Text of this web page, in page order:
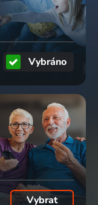
Vybráno
Vybrat